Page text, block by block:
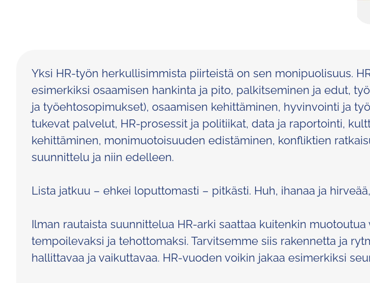
Yksi HR-työn herkullisimmista piirteistä on sen monipuolisuus.
esimerkiksi osaamisen hankinta ja pito, palkitseminen ja edut,
ja työehtosopimukset), osaamisen kehittäminen, hyvinvointi ja
tukevat palvelut, HR-prosessit ja politiikat, data ja raportointi,
kehittäminen, monimuotoisuuden edistäminen, konfliktien
suunnittelu ja niin edelleen.
Lista jatkuu – ehkei loputtomasti – pitkästi. Huh, ihanaa ja
Ilman rautaista suunnittelua HR-arki saattaa kuitenkin muotoutua
tempoilevaksi ja tehottomaksi. Tarvitsemme siis rakennetta ja
hallittavaa ja vaikuttavaa. HR-vuoden voikin jakaa esimerkiksi